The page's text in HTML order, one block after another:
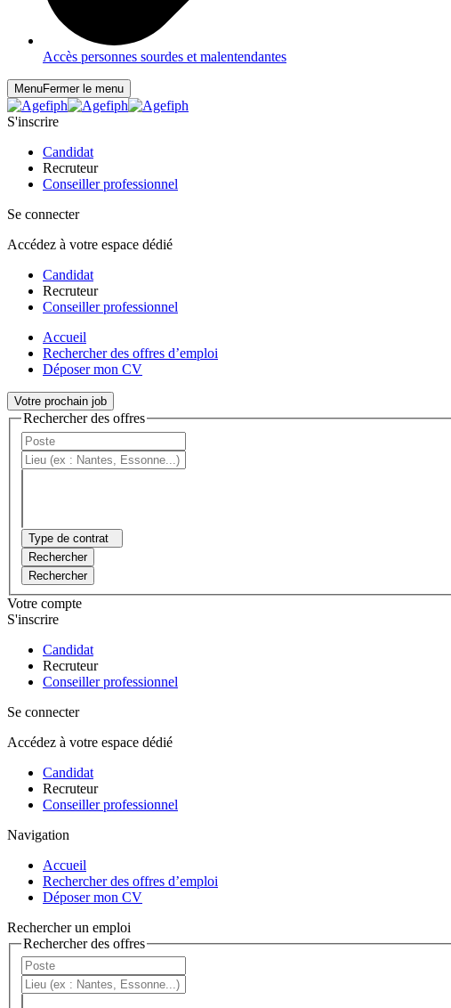
Accès personnes sourdes et malentendantes
MenuFermer le menu
S'inscrire
Candidat
Recruteur
Conseiller professionnel
Se connecter
Accédez à votre espace dédié
Candidat
Recruteur
Conseiller professionnel
Accueil
Rechercher des offres d’emploi
Déposer mon CV
Votre prochain job
Rechercher des offres
Type de contrat
Rechercher
Rechercher
Votre compte
S'inscrire
Candidat
Recruteur
Conseiller professionnel
Se connecter
Accédez à votre espace dédié
Candidat
Recruteur
Conseiller professionnel
Navigation
Accueil
Rechercher des offres d’emploi
Déposer mon CV
Rechercher un emploi
Rechercher des offres